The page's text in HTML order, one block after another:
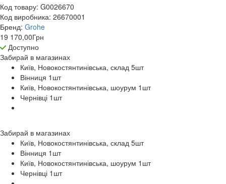
Код товару: G0026670
Код виробника: 26670001
Бренд: Grohe
19 170,00Грн
Доступно
Забирай в магазинах
Київ, Новокостянтинівська, склад 5шт
Вінниця 1 шт
Київ, Новокостянтинівська, шоурум 1 шт
Чернівці 1 шт
Забирай в магазинах
Київ, Новокостянтинівська, склад 5шт
Вінниця 1 шт
Київ, Новокостянтинівська, шоурум 1 шт
Чернівці 1 шт